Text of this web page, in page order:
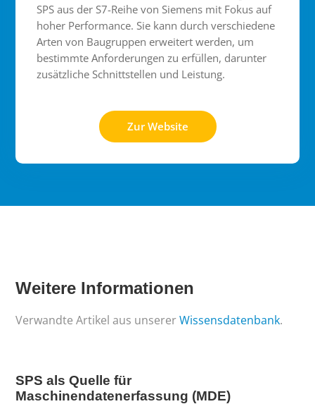
SPS aus der S7-Reihe von Siemens mit Fokus auf
hoher Performance. Sie kann durch verschiedene
Arten von Baugruppen erweitert werden, um
bestimmte Anforderungen zu erfüllen, darunter
zusätzliche Schnittstellen und Leistung.
Zur Website
Weitere Informationen
Verwandte Artikel aus unsererWissensdatenbank.
SPS als Quelle für
Maschinendatenerfassung (MDE)